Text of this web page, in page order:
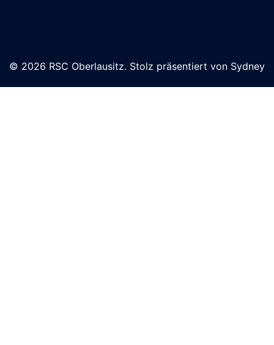
© 2026 RSC Oberlausitz. Stolz präsentiert von Sydney